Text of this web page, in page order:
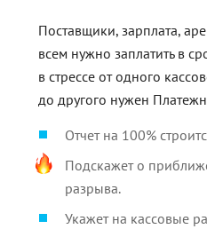
Поставщики, зарплата,
всем нужно заплатить в
в стрессе от одного
до другого нужен
Отчет на 100%
Подскажет о
разрыва.
Укажет на кассовые